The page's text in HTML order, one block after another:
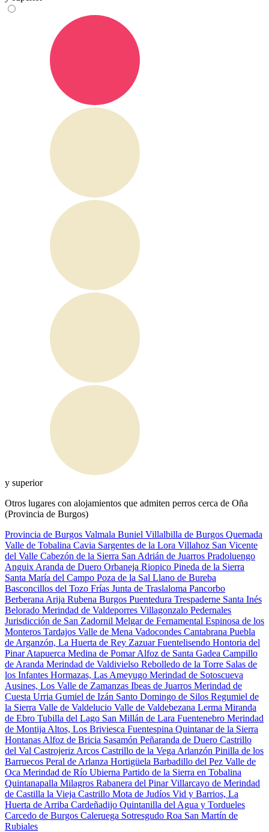
y superior
Otros lugares con alojamientos que admiten perros cerca de Oña
(Provincia de Burgos)
Provincia de Burgos Valmala Buniel Villalbilla de Burgos Quemada
Valle de Tobalina Cavia Sargentes de la Lora Villahoz San Vicente
del Valle Cabezón de la Sierra San Adrián de Juarros Pradoluengo
Anguix Aranda de Duero Orbaneja Riopico Pineda de la Sierra
Santa María del Campo Poza de la Sal Llano de Bureba
Basconcillos del Tozo Frías Junta de Traslaloma Pancorbo
Berberana Arija Rubena Burgos Puentedura Trespaderne Santa Inés
Belorado Merindad de Valdeporres Villagonzalo Pedernales
Jurisdicción de San Zadornil Melgar de Fernamental Espinosa de los
Monteros Tardajos Valle de Mena Vadocondes Cantabrana Puebla
de Arganzón, La Huerta de Rey ZazuarFuentelisendo Hontoria del
PinarAtapuerca Medina de PomarAlfoz de Santa Gadea Campillo
de Aranda Merindad de Valdivielso Rebolledo de la Torre Salas de
los Infantes Hormazas, Las Ameyugo Merindad de Sotoscueva
Ausines, Los Valle de Zamanzas Ibeas de Juarros Merindad de
Cuesta Urria Gumiel de Izán Santo Domingo de Silos Regumiel de
la Sierra Valle de Valdelucio Valle de Valdebezana Lerma Miranda
de Ebro Tubilla del Lago San Millán de Lara Fuentenebro Merindad
de Montija Altos, Los Briviesca Fuentespina Quintanar de la Sierra
Hontanas Alfoz de Bricia Sasamón Peñaranda de Duero Castrillo
del Val Castrojeriz Arcos Castrillo de la Vega Arlanzón Pinilla de los
Barruecos Peral de Arlanza Hortigüela Barbadillo del Pez Valle de
Oca Merindad de Río Ubierna Partido de la Sierra en Tobalina
Quintanapalla Milagros Rabanera del PinarVillarcayo de Merindad
de Castilla la Vieja Castrillo Mota de Judíos Vid y Barrios, La
Huerta de Arriba Cardeñadijo Quintanilla del Agua y Tordueles
Carcedo de Burgos Caleruega Sotresgudo Roa San Martín de
Rubiales